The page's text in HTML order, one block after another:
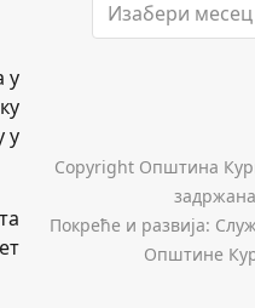
у
у
Copyright Општина
Покреће и развија:
Општине